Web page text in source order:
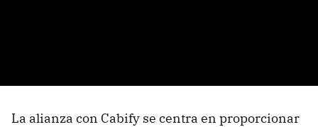
La alianza con Cabify se centra en proporcionar